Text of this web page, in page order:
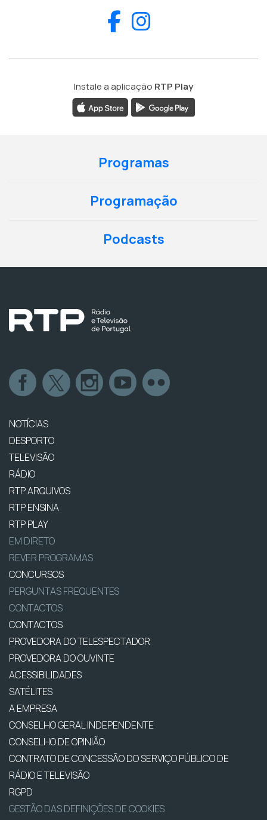
Facebook
Instale a aplicação RTP Play
Programas
Programação
Podcasts
NOTÍCIAS
DESPORTO
TELEVISÃO
RÁDIO
RTP ARQUIVOS
RTP ENSINA
RTP PLAY
EM DIRETO
REVER PROGRAMAS
CONCURSOS
PERGUNTAS FREQUENTES
CONTACTOS
CONTACTOS
PROVEDORA DO TELESPECTADOR
PROVEDORA DO OUVINTE
ACESSIBILIDADES
SATÉLITES
A EMPRESA
CONSELHO GERAL INDEPENDENTE
CONSELHO DE OPINIÃO
CONTRATO DE CONCESSÃO DO SERVIÇO PÚBLICO DE
RÁDIO E TELEVISÃO
RGPD
GESTÃO DAS DEFINIÇÕES DE COOKIES